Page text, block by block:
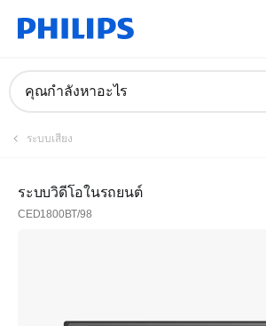
คุณกำลังหาอะไร
ระบบเสียง
ระบบวิดีโอในรถยนต์
CED1800BT/98